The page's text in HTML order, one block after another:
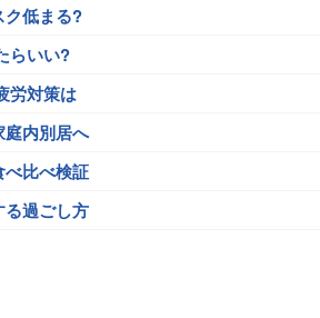
ク低まる?
らいい?
労対策は
内別居へ
べ比べ検証
過ごし方